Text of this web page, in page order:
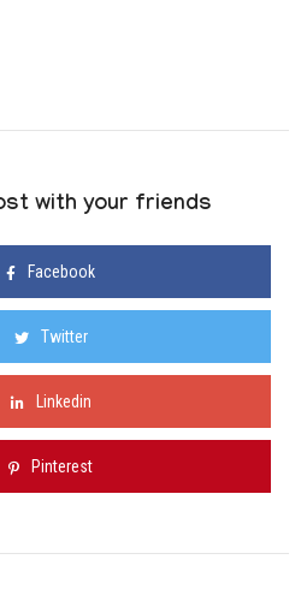
with your friends
Facebook
Twitter
Linkedin
Pinterest